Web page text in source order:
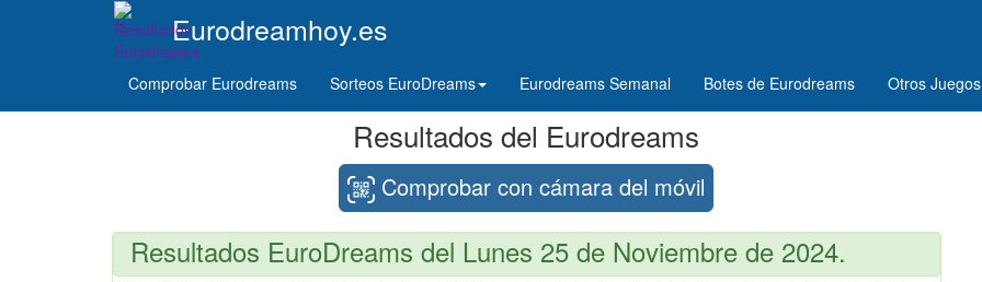
Eurodreamhoy.es
Comprobar Eurodreams Sorteos EuroDreams Eurodreams Semanal Botes de Eurodreams Otros Juegos
Resultados del Eurodreams
Comprobar con cámara del móvil
Resultados EuroDreams del Lunes 25 de Noviembre de 2024.